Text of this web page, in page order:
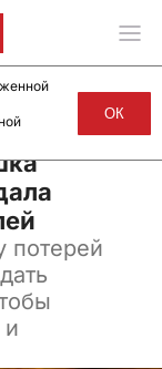
потерей
и
ОК